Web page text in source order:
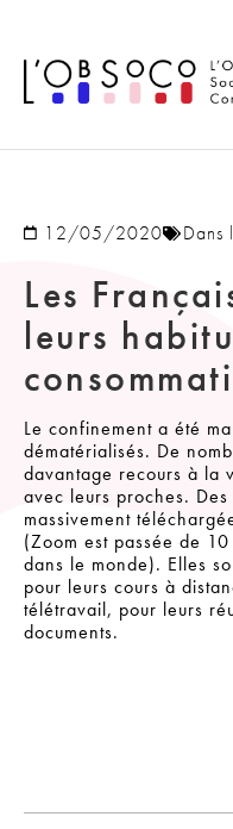
12/05/2020 Dans
Les
leurs
Le confinement a été
dématérialisés. De
davantage recours à la
avec leurs proches.
massivement
(Zoom est passée de
dans le monde). Elles
pour leurs cours à
télétravail, pour leurs
documents.